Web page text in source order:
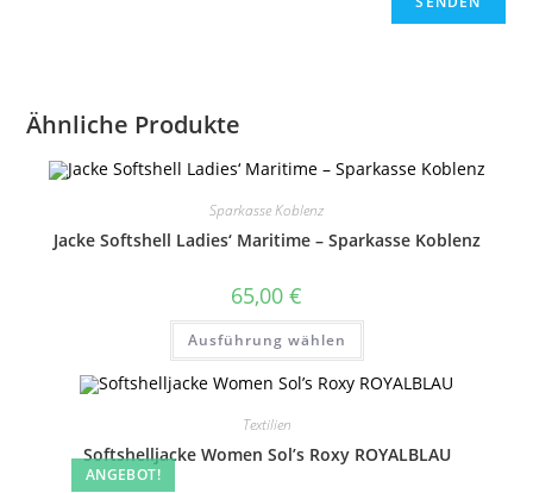
Ähnliche Produkte
Sparkasse Koblenz
Jacke Softshell Ladies‘ Maritime – Sparkasse Koblenz
65,00 €
Ausführung wählen
Dieses
weist
mehrere
Varianten
können
ANGEBOT!
Textilien
Softshelljacke Women Sol’s Roxy ROYALBLAU